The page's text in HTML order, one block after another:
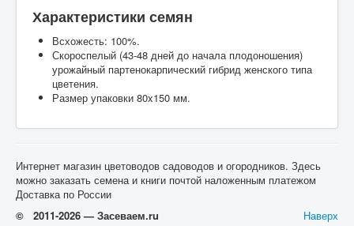
Характеристики семян
Всхожесть: 100%.
Скороспелый (43-48 дней до начала плодоношения)
урожайный партенокарпический гибрид женского типа
цветения.
Размер упаковки 80x150 мм.
Интернет магазин цветоводов садоводов и огородников. Здесь
можно заказать семена и книги почтой наложенным платежом
Доставка по России
Наверх
© 2011-2026 — Засеваем.ru